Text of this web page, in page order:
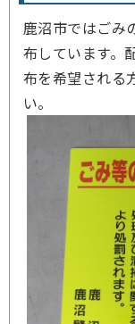
鹿沼市ではごみ
布しています。
布を希望される
い。